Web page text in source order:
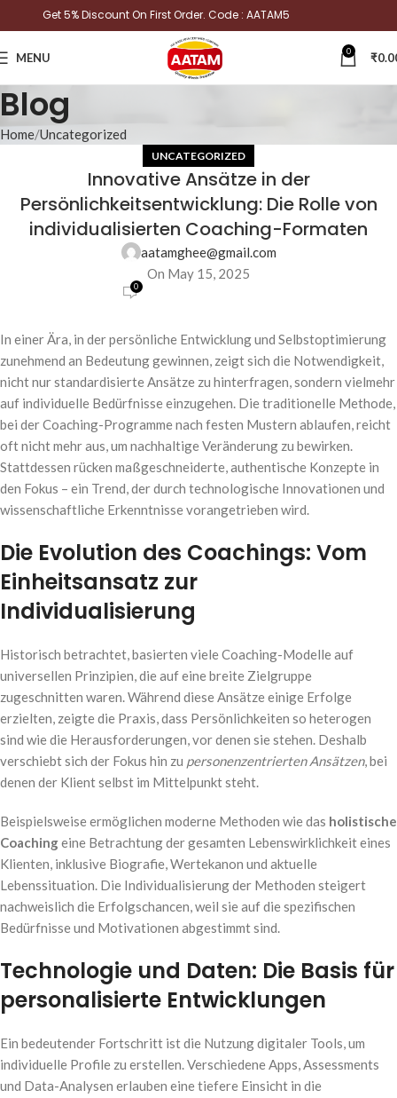
Get 5% Discount On First Order. Code : AATAM5
MENU 0 ₹
Blog
Home Uncategorized
UNCATEGORIZED
Innovative Ansätze in der
Persönlichkeitsentwicklung: Die Rolle von
individualisierten Coaching-Formaten
aatamghee@gmail.com
On May 15, 2025
0
In einer Ära, in der persönliche Entwicklung und Selbstoptimierung
zunehmend an Bedeutung gewinnen, zeigt sich die Notwendigkeit,
nicht nur standardisierte Ansätze zu hinterfragen, sondern vielmehr
auf individuelle Bedürfnisse einzugehen. Die traditionelle Methode,
bei der Coaching-Programme nach festen Mustern ablaufen, reicht
oft nicht mehr aus, um nachhaltige Veränderung zu bewirken.
Stattdessen rücken maßgeschneiderte, authentische Konzepte in
den Fokus – ein Trend, der durch technologische Innovationen und
wissenschaftliche Erkenntnisse vorangetrieben wird.
Die Evolution des Coachings: Vom
Einheitsansatz zur
Individualisierung
Historisch betrachtet, basierten viele Coaching-Modelle auf
universellen Prinzipien, die auf eine breite Zielgruppe
zugeschnitten waren. Während diese Ansätze einige Erfolge
erzielten, zeigte die Praxis, dass Persönlichkeiten so heterogen
sind wie die Herausforderungen, vor denen sie stehen. Deshalb
verschiebt sich der Fokus hin zu personenzentrierten Ansätzen, bei
denen der Klient selbst im Mittelpunkt steht.
Beispielsweise ermöglichen moderne Methoden wie das holistische
Coachingeine Betrachtung der gesamten Lebenswirklichkeit eines
Klienten, inklusive Biografie, Wertekanon und aktuelle
Lebenssituation. Die Individualisierung der Methoden steigert
nachweislich die Erfolgschancen, weil sie auf die spezifischen
Bedürfnisse und Motivationen abgestimmt sind.
Technologie und Daten: Die Basis für
personalisierte Entwicklungen
Ein bedeutender Fortschritt ist die Nutzung digitaler Tools, um
individuelle Profile zu erstellen. Verschiedene Apps, Assessments
und Data-Analysen erlauben eine tiefere Einsicht in die